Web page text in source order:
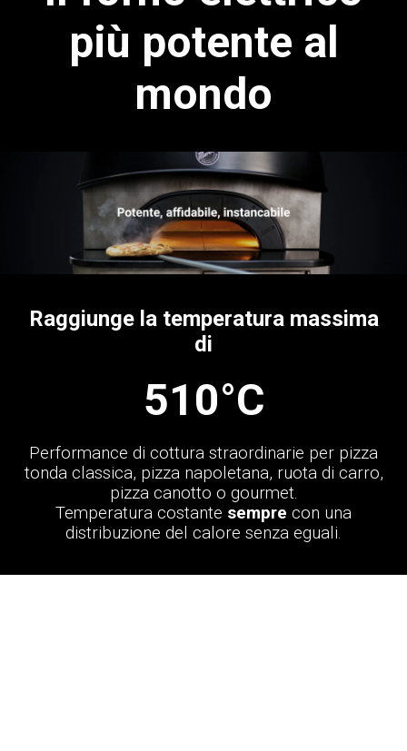
più potente al
mondo
Raggiunge la temperatura massima
di
510°C
Performance di cottura straordinarie per pizza
tonda classica, pizza napoletana, ruota di carro,
pizza canotto o gourmet.
Temperatura costante sempre con una
distribuzione del calore senza eguali.